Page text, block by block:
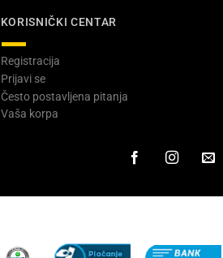
KORISNIČKI CENTAR
Registracija
Prijavi se
Često postavljena pitanja
Vaša korpa